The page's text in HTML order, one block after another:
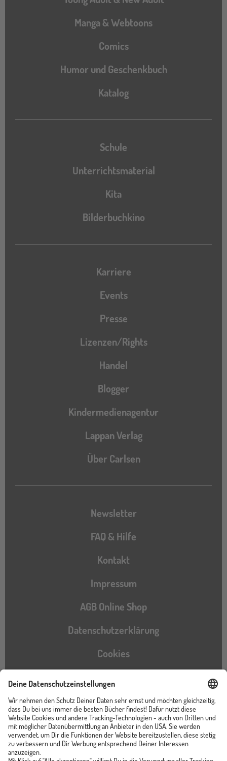
Manga & Webtoons
Comics
Humor und Geschenkbuch
Katalog
Katalog
Schule
Unterrichtsmaterial
Kita
Bilderbuchkino
Karriere
Events
Presse
Lizenzen/Rights
Handel
Blogger
Kindermedienagentur
Lappan Verlag
Über Carlsen
Newsletter
FAQ & Hilfe
Kontakt
Impressum
AGB Online Shop
Datenschutzerklärung
Cookies
Barrierefreiheitserklärung
Instagram
TikTokPinterestYouTubeFacebook